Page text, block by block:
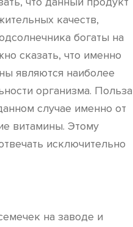
качеств,
богаты на
сказать, что именно
являются наиболее
организма. Польза
случае именно от
витамины. Этому
исключительно
на заводе и